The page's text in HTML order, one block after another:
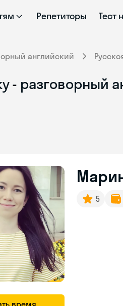
Репетиторы Тест
английский
- разговорный
время
5